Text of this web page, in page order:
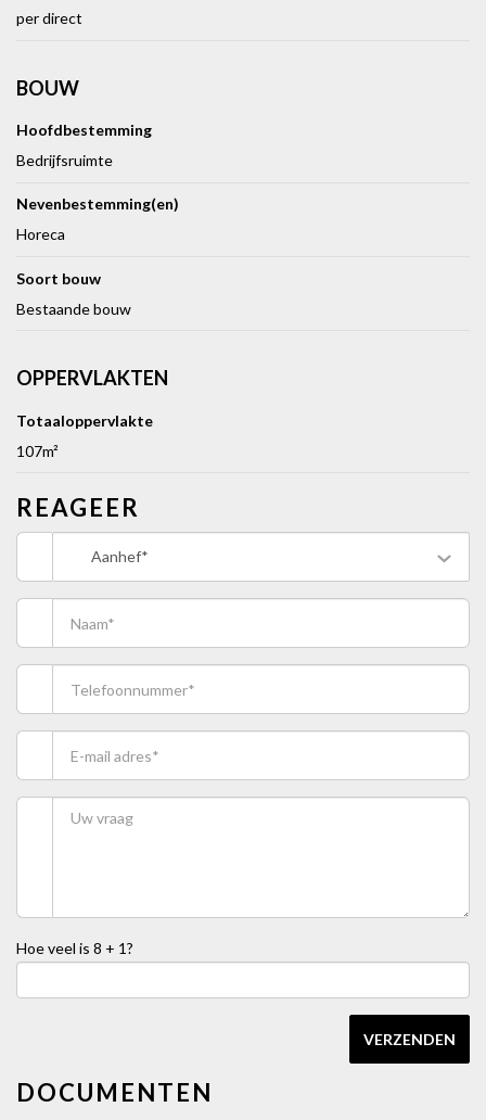
per direct
BOUW
Hoofdbestemming
Bedrijfsruimte
Nevenbestemming(en)
Horeca
Soort bouw
Bestaande bouw
OPPERVLAKTEN
Totaaloppervlakte
107m²
REAGEER
Aanhef*
Hoe veel is 8 + 1?
VERZENDEN
DOCUMENTEN